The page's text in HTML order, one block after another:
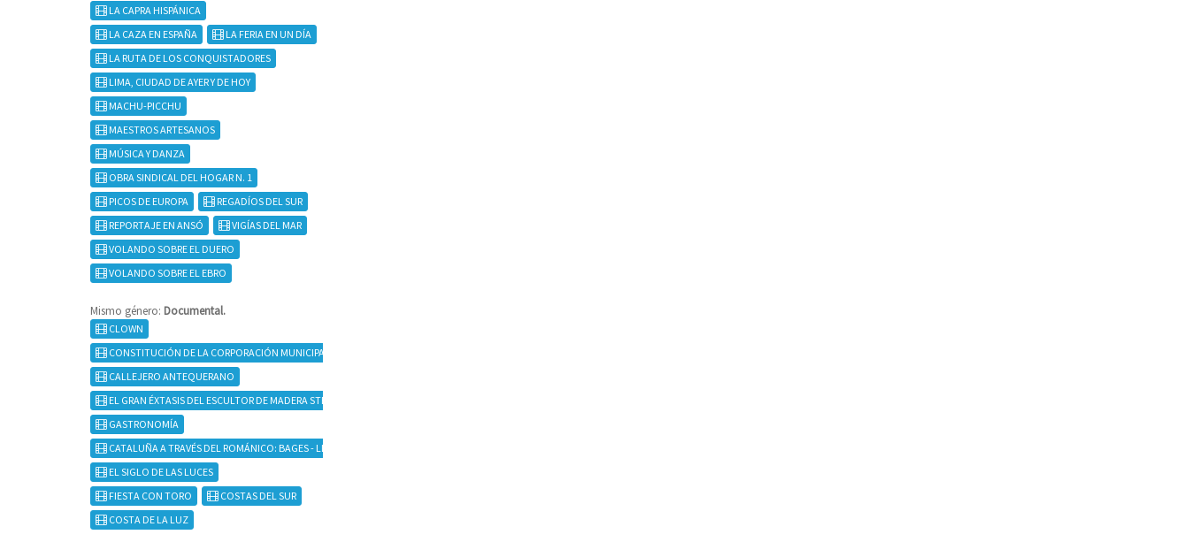
LA CAPRA HISPÁNICA
LA CAZA EN ESPAÑA
LA FERIA EN UN DÍA
LA RUTA DE LOS CONQUISTADORES
LIMA, CIUDAD DE AYER Y DE HOY
MACHU-PICCHU
MAESTROS ARTESANOS
MÚSICA Y DANZA
OBRA SINDICAL DEL HOGAR N. 1
PICOS DE EUROPA
REGADÍOS DEL SUR
REPORTAJE EN ANSÓ
VIGÍAS DEL MAR
VOLANDO SOBRE EL DUERO
VOLANDO SOBRE EL EBRO
Mismo género: Documental.
CLOWN
CONSTITUCIÓN DE LA CORPORACIÓN MUNICIPAL
CALLEJERO ANTEQUERANO
EL GRAN ÉXTASIS DEL ESCULTOR DE MADERA STEINER
GASTRONOMÍA
CATALUÑA A TRAVÉS DEL ROMÁNICO: BAGES - LLOBREGAT - BARCELONA
EL SIGLO DE LAS LUCES
FIESTA CON TORO
COSTAS DEL SUR
COSTA DE LA LUZ